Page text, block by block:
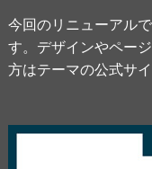
今回のリニューアル
す。デザインやペー
方はテーマの公式サ